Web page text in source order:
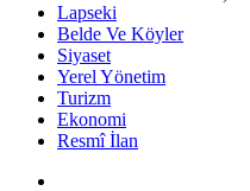
Lapseki
Belde Ve Köyler
Siyaset
Yerel Yönetim
Turizm
Ekonomi
Resmî İlan